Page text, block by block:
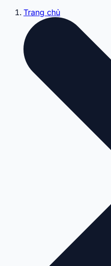
Trang chủ